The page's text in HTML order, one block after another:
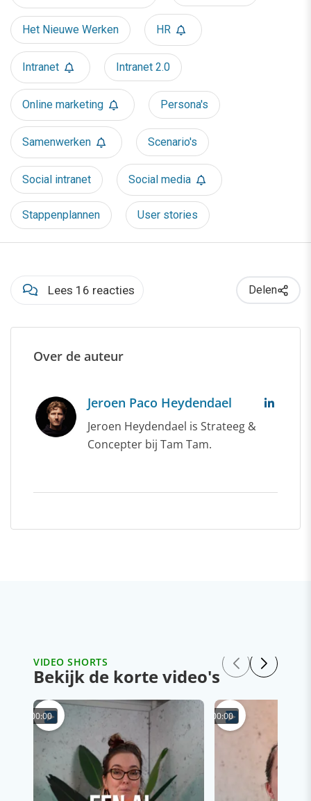
Het Nieuwe Werken HR
Intranet Intranet 2.0
Online marketing Persona's
Samenwerken Scenario's
Social intranet Social media
Stappenplannen User stories
Lees 16 reacties Delen
Over de auteur
Jeroen Paco Heydendael
Jeroen Heydendael is Strateeg &
Concepter bij Tam Tam.
VIDEO SHORTS
Bekijk de korte video's
00:00 00:00